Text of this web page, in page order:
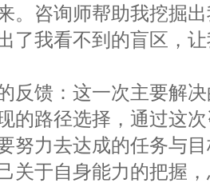
。咨询师帮助我挖掘
了我看不到的盲区，
反馈：这一次主要解
的路径选择，通过这
努力去达成的任务与
关于自身能力的把握